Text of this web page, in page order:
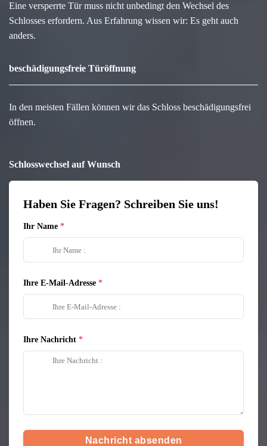
Eine versperrte Tür muss nicht unbedingt den Wechsel des
Schlosses erfordern. Aus Erfahrung wissen wir: Es geht auch
anders.
beschädigungsfreie Türöffnung
In den meisten Fällen können wir das Schloss beschädigungsfrei
öffnen.
Schlosswechsel auf Wunsch
Haben Sie Fragen? Schreiben Sie uns!
Ihr Name
Ihre E-Mail-Adresse
Ihre Nachricht
Nachricht absenden